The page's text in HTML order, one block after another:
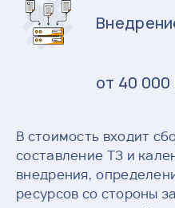
от 40 000
В стоимость входит
составление ТЗ и
внедрения,
ресурсов со стороны